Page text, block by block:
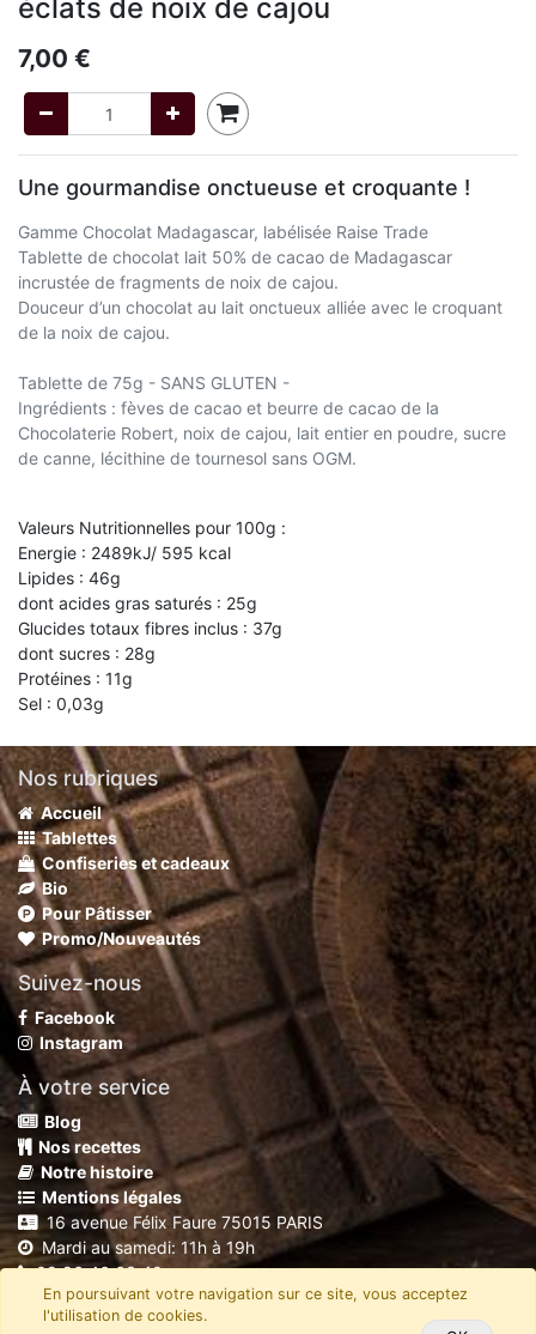
éclats de noix de cajou
7,00 €
Une gourmandise onctueuse et croquante !
Gamme Chocolat Madagascar, labélisée Raise Trade
Tablette de chocolat lait 50% de cacao de Madagascar
incrustée de fragments de noix de cajou.
Douceur d’un chocolat au lait onctueux alliée avec le croquant
de la noix de cajou.
Tablette de 75g - SANS GLUTEN -
Ingrédients : fèves de cacao et beurre de cacao de la
Chocolaterie Robert, noix de cajou, lait entier en poudre, sucre
de canne, lécithine de tournesol sans OGM.
Valeurs Nutritionnelles pour 100g :
Energie : 2489kJ/ 595 kcal
Lipides : 46g
dont acides gras saturés : 25g
Glucides totaux fibres inclus : 37g
dont sucres : 28g
Protéines : 11g
Sel : 0,03g
En poursuivant votre navigation sur ce site, vous acceptez
l'utilisation de cookies.
Nos rubriques
Accueil
Tablettes
Confiseries et cadeaux
Bio
Pour Pâtisser
Promo/Nouveautés
Suivez-nous
Facebook
Instagram
À votre service
Blog
Nos recettes
Notre histoire
Mentions légales
16 avenue Félix Faure 75015 PARIS
Mardi au samedi: 11h à 19h
09 86 46 63 40
shop@chocolaterierobert.fr
Copyright C'Mada